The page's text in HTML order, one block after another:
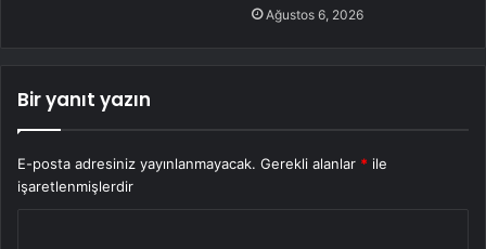
Ağustos 6, 2026
Bir yanıt yazın
E-posta adresiniz yayınlanmayacak. Gerekli alanlar * ile
işaretlenmişlerdir